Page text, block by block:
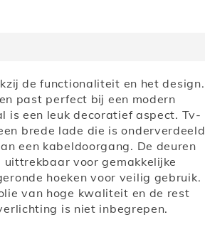
de functionaliteit en het design.
past perfect bij een modern
is een leuk decoratief aspect. Tv-
brede lade die is onderverdeeld
een kabeldoorgang. De deuren
voor gemakkelijke
hoeken voor veilig gebruik.
van hoge kwaliteit en de rest
is niet inbegrepen.